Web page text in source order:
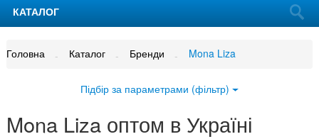
КАТАЛОГ
Головна Каталог Бренди Mona Liza
Підбір за параметрами (фільтр)
Mona Liza оптом в Україні